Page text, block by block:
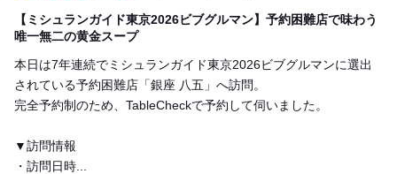
【ミシュランガイド東京2026ビブグルマン】予約困難店で味わう
唯一無二の黄金スープ
本日は7年連続でミシュランガイド東京2026ビブグルマンに選出
されている予約困難店「銀座 八五」へ訪問。
完全予約制のため、TableCheckで予約して伺いました。
▼訪問情報
・訪問日時...